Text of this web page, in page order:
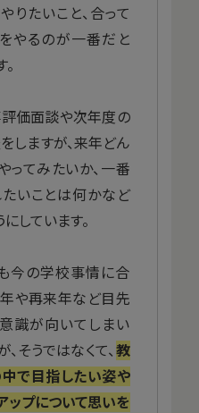
りたいこと、合って
やるのが一番だと
価面談や次年度の
しますが、来年どん
ってみたいか、一番
いことは何かなど
しています。
今の学校事情に合
や再来年など目先
識が向いてしまい
そうではなくて、 教
で目指したい姿や
ップについて思いを